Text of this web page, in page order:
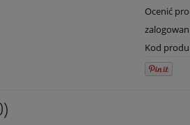
Ocenić
Kod